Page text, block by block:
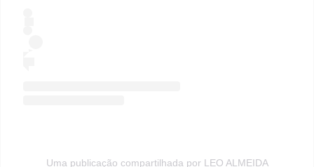
Uma publicação compartilhada por LEO ALMEIDA